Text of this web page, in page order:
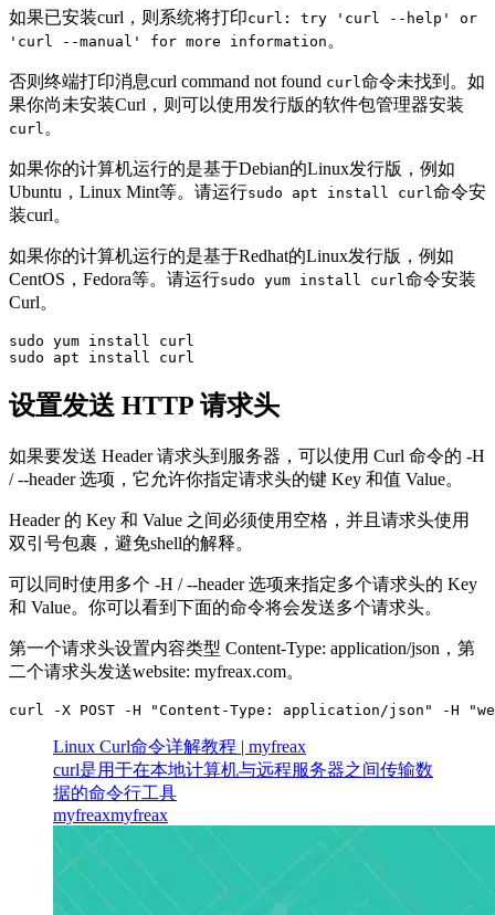
如果已安装curl，则系统将打印curl: try 'curl --help' or
'curl --manual' for more information 。
否则终端打印消息curl command not found curl 命令未找到。如
果你尚未安装Curl，则可以使用发行版的软件包管理器安装
curl 。
如果你的计算机运行的是基于Debian的Linux发行版，例如
Ubuntu，Linux Mint等。请运行sudo apt install curl 命令安
装curl。
如果你的计算机运行的是基于Redhat的Linux发行版，例如
CentOS，Fedora等。请运行sudo yum install curl 命令安装
Curl。
sudo yum install curl
sudo apt install curl
设置发送 HTTP 请求头
如果要发送 Header 请求头到服务器，可以使用 Curl 命令的 -H
/ --header 选项，它允许你指定请求头的键 Key 和值 Value。
Header 的 Key 和 Value 之间必须使用空格，并且请求头使用
双引号包裹，避免shell的解释。
可以同时使用多个 -H / --header 选项来指定多个请求头的 Key
和 Value。你可以看到下面的命令将会发送多个请求头。
第一个请求头设置内容类型 Content-Type: application/json，第
二个请求头发送website: myfreax.com。
curl -X POST -H "Content-Type: application/json" -H
Linux Curl命令详解教程 | myfreax
curl是用于在本地计算机与远程服务器之间传输数
据的命令行工具
myfreaxmyfreax